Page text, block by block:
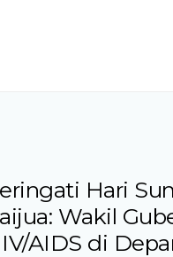
Hari
Wakil
AIDS di